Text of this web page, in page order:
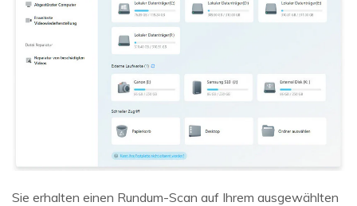
Sie erhalten einen Rundum-Scan auf Ihrem ausgewählten